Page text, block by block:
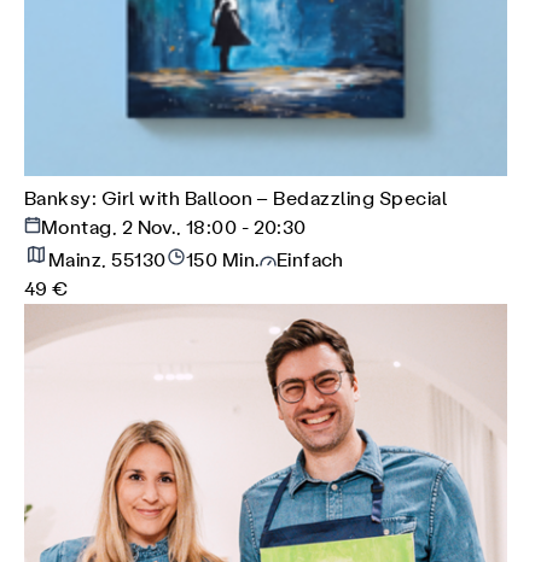
Banksy: Girl with Balloon – Bedazzling Special
Montag, 2 Nov., 18:00 - 20:30
Mainz, 55130
150 Min.
Einfach
49 €